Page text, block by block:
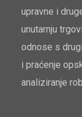
upravne i
unutarnju
odnose s
i praćenje
analiziranje